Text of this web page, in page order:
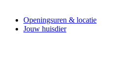
Openingsuren & locatie
Jouw huisdier